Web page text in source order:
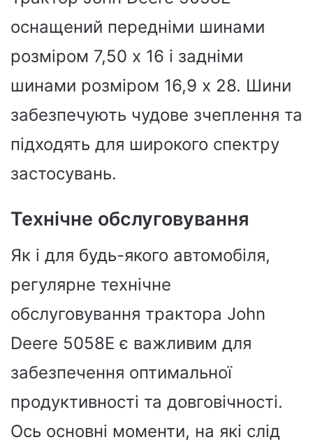
оснащений передніми шинами
розміром 7,50 x 16 і задніми
шинами розміром 16,9 x 28. Шини
забезпечують чудове зчеплення та
підходять для широкого спектру
застосувань.
Технічне обслуговування
Як і для будь-якого автомобіля,
регулярне технічне
обслуговування трактора John
Deere 5058E є важливим для
забезпечення оптимальної
продуктивності та довговічності.
Ось основні моменти, на які слід